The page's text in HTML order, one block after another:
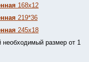
168х12
219*36
245х18
размер от 1